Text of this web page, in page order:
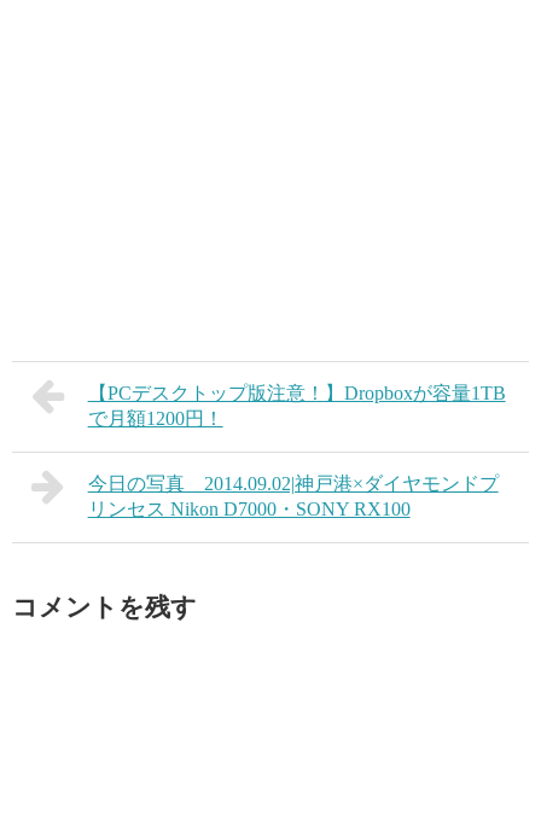
【PCデスクトップ版注意！】Dropboxが容量1TB
で月額1200円！
今日の写真 2014.09.02|神戸港×ダイヤモンドプ
リンセス Nikon D7000・SONY RX100
コメントを残す